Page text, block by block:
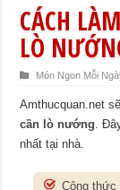
CÁCH
LÒ
Món Ngon Mỗi
Amthucquan.net
cần lò nướng .
nhất tại nhà.
Công thức